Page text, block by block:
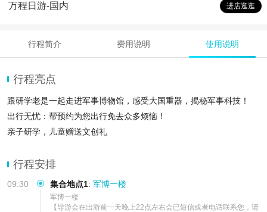
万程日游-国内 进店逛逛
行程简介 费用说明 使用说明
行程亮点
跟研学老是一起走进军事博物馆，感受大国重器，揭秘军事科技！
出行无忧：帮预约为您出行免去众多烦恼！
亲子研学，儿童赠送文创礼
行程安排
09:30 集合地点1: 军博一楼
军博一楼
【导游会在出游前一天晚上22点左右会已短信或者电话联系您，请